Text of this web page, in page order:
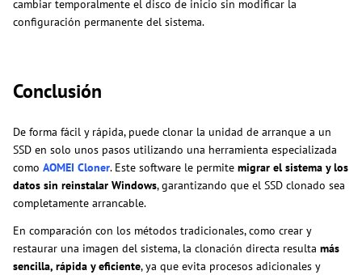
cambiar temporalmente el disco de inicio sin modificar la
configuración permanente del sistema.
Conclusión
De forma fácil y rápida, puede clonar la unidad de arranque a un
SSD en solo unos pasos utilizando una herramienta especializada
como AOMEI Cloner. Este software le permite migrar el sistema y los
datos sin reinstalar Windows, garantizando que el SSD clonado sea
completamente arrancable.
En comparación con los métodos tradicionales, como crear y
restaurar una imagen del sistema, la clonación directa resulta más
sencilla, rápida y eficiente, ya que evita procesos adicionales y